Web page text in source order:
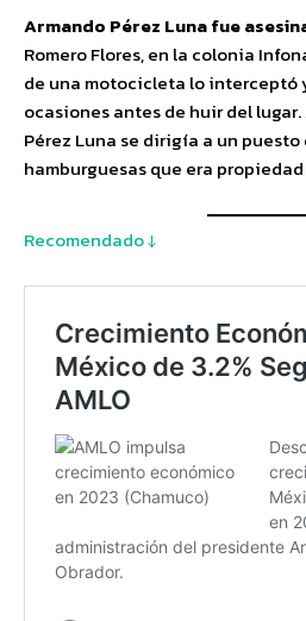
Armando Pérez Luna fue
Romero Flores, en la colonia
de una motocicleta lo interceptó
ocasiones antes de huir del
Pérez Luna se dirigía a un
hamburguesas que era
Recomendado ↓